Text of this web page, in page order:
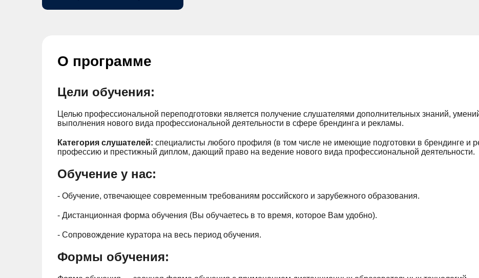
О программе
Цели обучения:
Целью профессиональной переподготовки является получение слушателями дополнительных знаний,
выполнения нового вида профессиональной деятельности в сфере брендинга и рекламы.
Категория слушателей: специалисты любого профиля (в том числе не имеющие подготовки в брендинге и
профессию и престижный диплом, дающий право на ведение нового вида профессиональной деятельности.
Обучение у нас:
- Обучение, отвечающее современным требованиям российского и зарубежного образования.
- Дистанционная форма обучения (Вы обучаетесь в то время, которое Вам удобно).
- Сопровождение куратора на весь период обучения.
Формы обучения: